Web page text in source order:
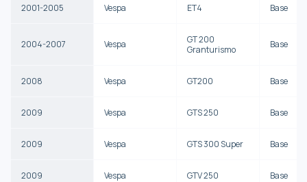
2001-2005 Vespa ET4 Base
2004-2007 Vespa
GT 200
Granturismo
Base
2008 Vespa GT200 Base
2009 Vespa GTS 250 Base
2009 Vespa GTS 300 Super Base
2009 Vespa GTV 250 Base